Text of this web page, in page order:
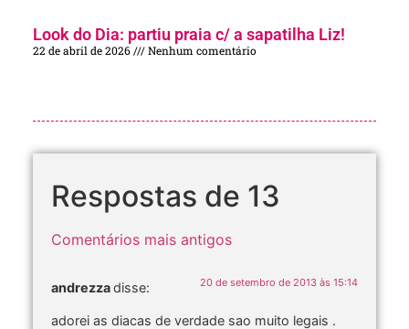
Look do Dia: partiu praia c/ a sapatilha Liz!
22 de abril de 2026 Nenhum comentário
Respostas de 13
Comentários mais antigos
andrezzadisse: 20 de setembro de 2013 às 15:14
adorei as diacas de verdade sao muito legais .